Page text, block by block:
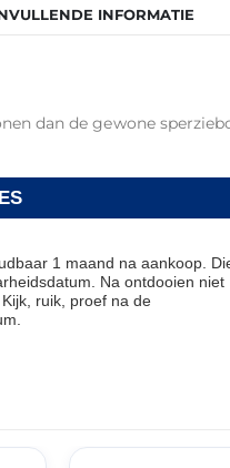
INFORMATIE
dan de gewone
1 maand na aankoop.
Na ontdooien niet
ruik, proef na de